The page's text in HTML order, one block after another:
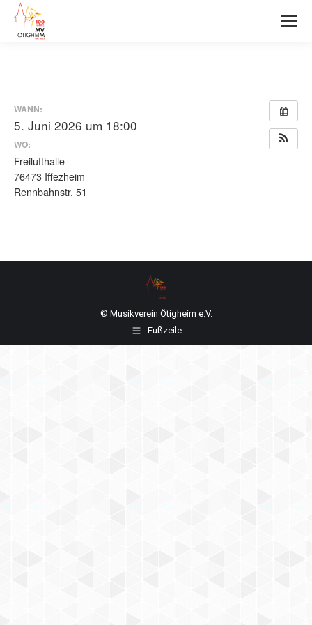
WANN:
5. Juni 2026 um 18:00
WO:
Freilufthalle
76473 Iffezheim
Rennbahnstr. 51
© Musikverein Ötigheim e.V.
Fußzeile